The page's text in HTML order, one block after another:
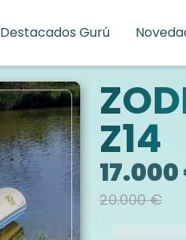
Destacados Gurú
Z14
20.000 €